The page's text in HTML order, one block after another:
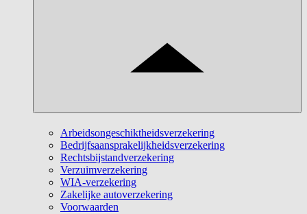
Arbeidsongeschiktheidsverzekering
Bedrijfsaansprakelijkheidsverzekering
Rechtsbijstandverzekering
Verzuimverzekering
WIA-verzekering
Zakelijke autoverzekering
Voorwaarden